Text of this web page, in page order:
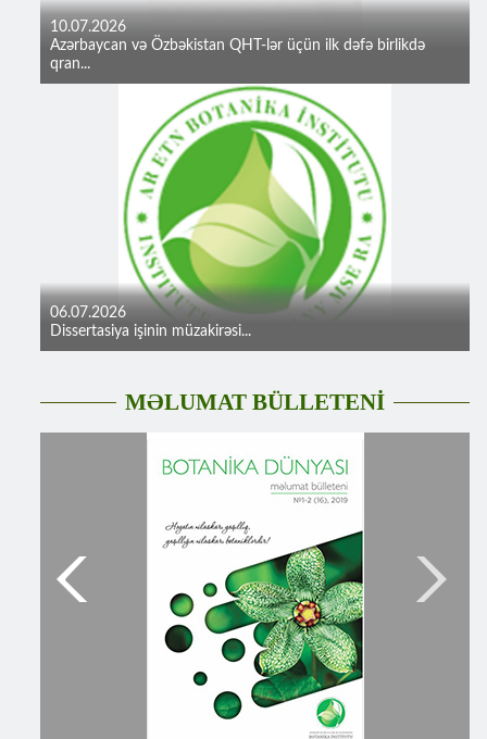
10.07.2026
Azərbaycan və Özbəkistan QHT-lər üçün ilk dəfə birlikdə
qran...
06.07.2026
Dissertasiya işinin müzakirəsi...
MƏLUMAT BÜLLETENİ